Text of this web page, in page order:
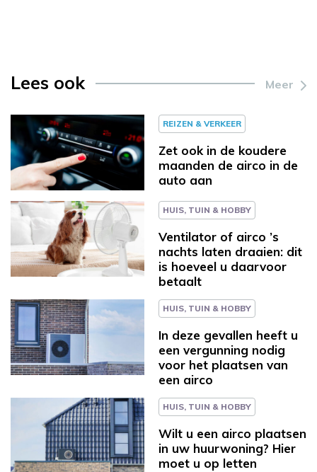
Lees ook Meer
REIZEN & VERKEER
Zet ook in de koudere
maanden de airco in de
auto aan
HUIS, TUIN & HOBBY
Ventilator of airco ’s
nachts laten draaien: dit
is hoeveel u daarvoor
betaalt
HUIS, TUIN & HOBBY
In deze gevallen heeft u
een vergunning nodig
voor het plaatsen van
een airco
HUIS, TUIN & HOBBY
Wilt u een airco plaatsen
in uw huurwoning? Hier
moet u op letten